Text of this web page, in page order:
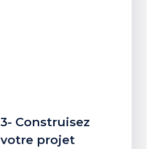
3- Construisez
votre projet